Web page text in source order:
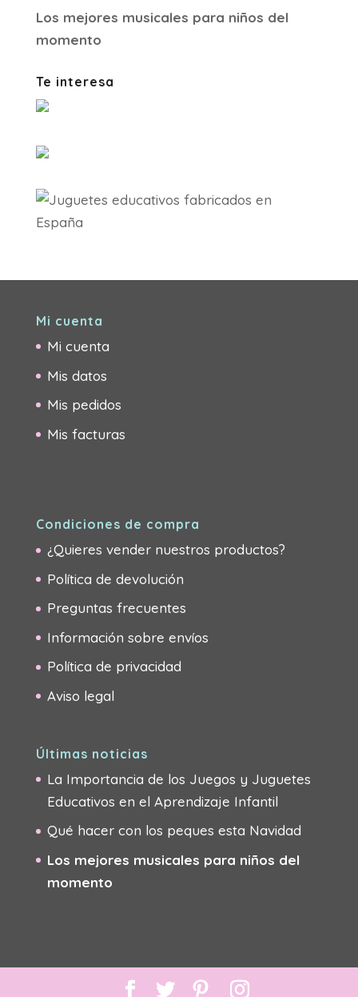
Los mejores musicales para niños del
momento
Te interesa
Mi cuenta
Mi cuenta
Mis datos
Mis pedidos
Mis facturas
Condiciones de compra
¿Quieres vender nuestros productos?
Política de devolución
Preguntas frecuentes
Información sobre envíos
Política de privacidad
Aviso legal
Últimas noticias
La Importancia de los Juegos y Juguetes
Educativos en el Aprendizaje Infantil
Qué hacer con los peques esta Navidad
Los mejores musicales para niños del
momento